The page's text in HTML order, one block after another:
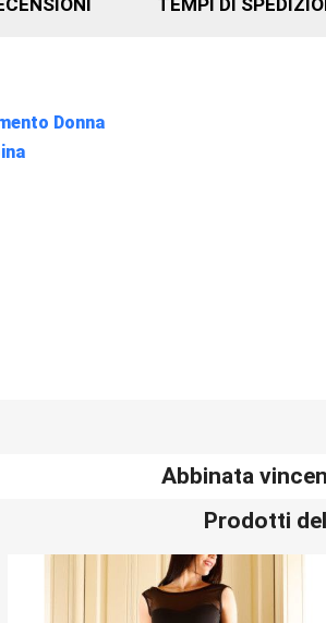
Donna
Abbinata
Prodotti